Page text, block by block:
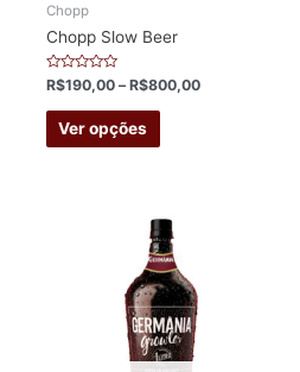
product
Chopp
Chopp Slow Beer
Avaliação
0
de
R$190,00 –R$800,00
Ver opções
This
product
variants.
The
options
may
be